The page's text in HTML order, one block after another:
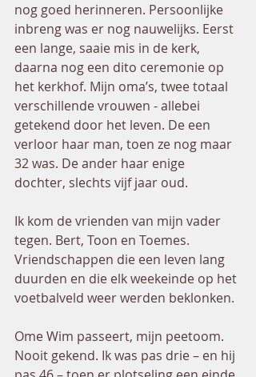
nog goed herinneren. Persoonlijke
inbreng was er nog nauwelijks. Eerst
een lange, saaie mis in de kerk,
daarna nog een dito ceremonie op
het kerkhof. Mijn oma’s, twee totaal
verschillende vrouwen - allebei
getekend door het leven. De een
verloor haar man, toen ze nog maar
32 was. De ander haar enige
dochter, slechts vijf jaar oud.
Ik kom de vrienden van mijn vader
tegen. Bert, Toon en Toemes.
Vriendschappen die een leven lang
duurden en die elk weekeinde op het
voetbalveld weer werden beklonken.
Ome Wim passeert, mijn peetoom.
Nooit gekend. Ik was pas drie – en hij